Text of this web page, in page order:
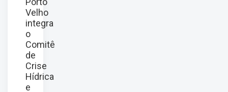
Velho
integra
o
Comitê
de
Crise
Hídrica
e